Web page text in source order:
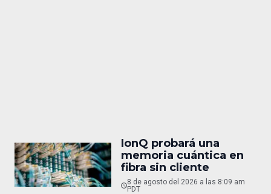
IonQ probará una
memoria cuántica en
fibra sin cliente
8 de agosto del 2026 a las 8:09 am
PDT